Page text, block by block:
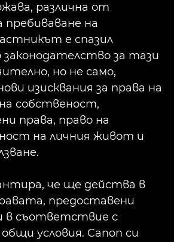
различна от
на
е спазил
за тази
но не само,
изисквания за права на
собственост,
права, право на
на личния живот и
че ще действа в
предоставени
в съответствие с
условия. Canon си